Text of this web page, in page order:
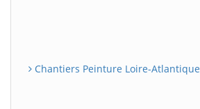
Chantiers Peinture Loire-Atlantique